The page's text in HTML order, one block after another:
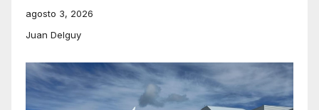
agosto 3, 2026
Juan Delguy